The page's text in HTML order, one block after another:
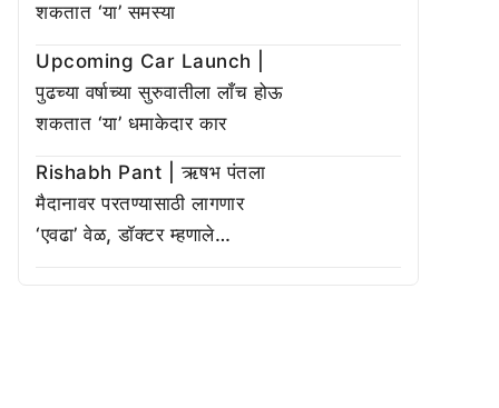
शकतात ‘या’ समस्या
Upcoming Car Launch |
पुढच्या वर्षाच्या सुरुवातीला लाँच होऊ
शकतात ‘या’ धमाकेदार कार
Rishabh Pant | ऋषभ पंतला
मैदानावर परतण्यासाठी लागणार
‘एवढा’ वेळ, डॉक्टर म्हणाले…